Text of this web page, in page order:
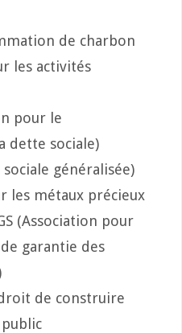
de charbon
les activités
pour le
dette sociale)
généralisée)
les métaux précieux
(Association pour
garantie des
de construire
public